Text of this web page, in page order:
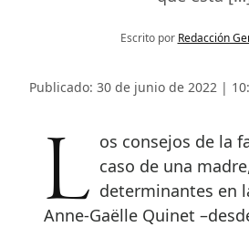
Escrito por Redacción
Publicado: 30 de junio de 2022 |
Los consejos de la familia, en este caso de una
determinantes en
Anne-Gaëlle Quinet